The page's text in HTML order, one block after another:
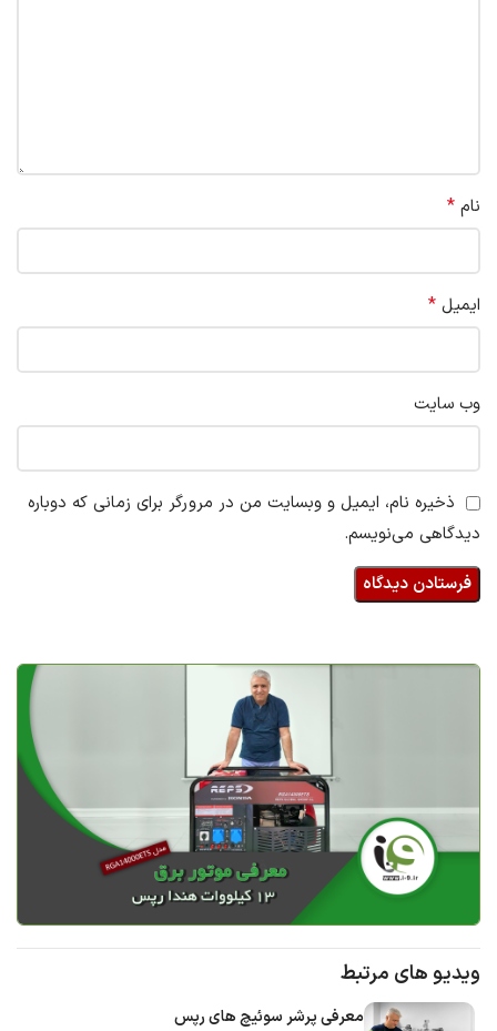
نام *
ایمیل *
وب‌ سایت
ذخیره نام، ایمیل و وبسایت من در مرورگر برای زمانی که دوباره
دیدگاهی می‌نویسم.
ویدیو های مرتبط
معرفی پرشر سوئیچ های رپس